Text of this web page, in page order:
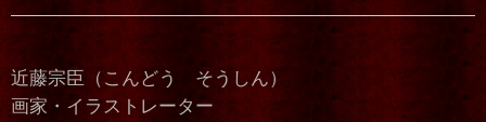
近藤宗臣（こんどう そうしん）
画家・イラストレーター